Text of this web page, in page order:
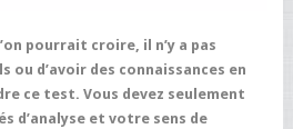
pourrait croire, il n’y a pas
ou d’avoir des connaissances en
ce test. Vous devez seulement
d’analyse et votre sens de